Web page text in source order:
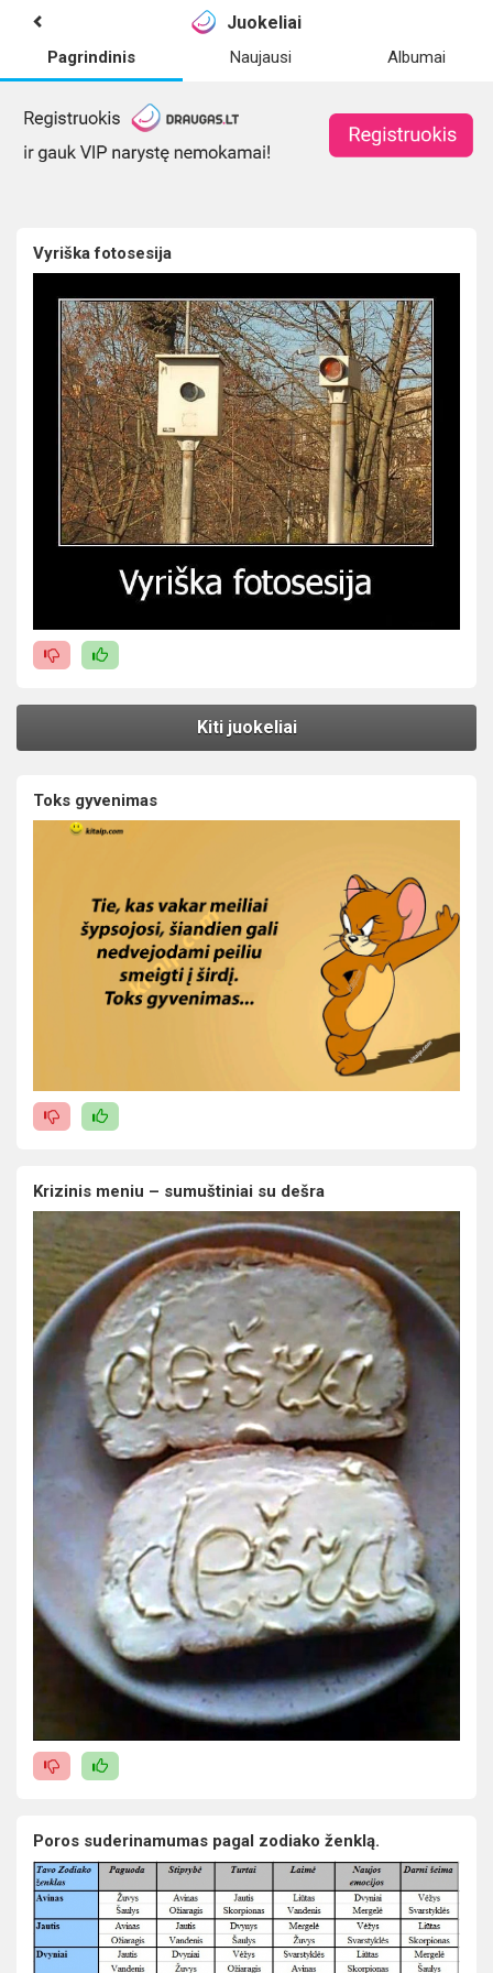
Juokeliai
Pagrindinis Naujausi Albumai
Vyriška fotosesija
Kiti juokeliai
Toks gyvenimas
Krizinis meniu – sumuštiniai su dešra
Poros suderinamumas pagal zodiako ženklą.